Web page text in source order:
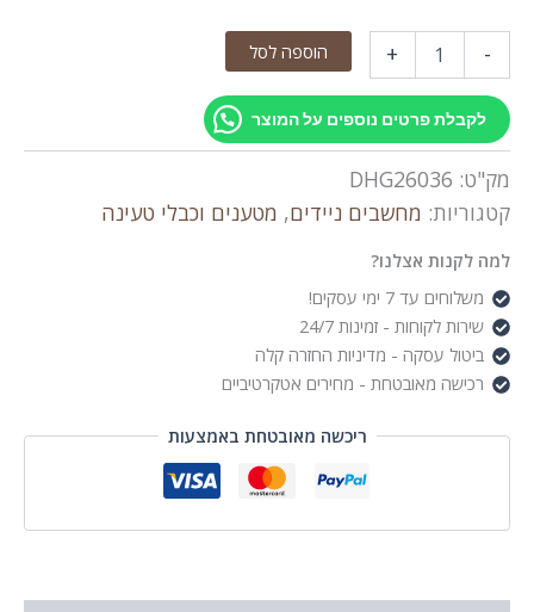
-
MagSafe
Charger
+ הוספה לסל
לקבלת פרטים נוספים על המוצר
מק"ט: DHG26036
קטגוריות: מחשבים ניידים, מטענים וכבלי טעינה
למה לקנות אצלנו?
משלוחים עד 7 ימי עסקים!
שירות לקוחות - זמינות 24/7
ביטול עסקה - מדיניות החזרה קלה
רכישה מאובטחת - מחירים אטקרטיביים
ריכשה מאובטחת באמצעות